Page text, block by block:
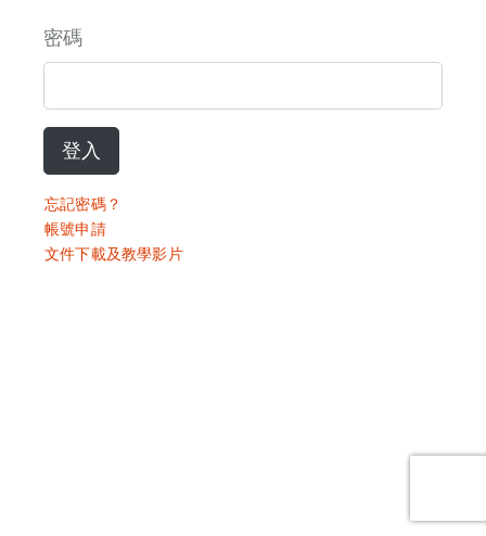
密碼
登入
忘記密碼？
帳號申請
文件下載及教學影片